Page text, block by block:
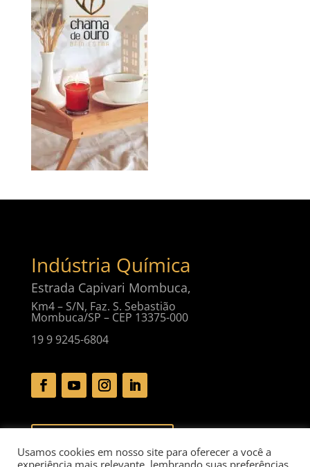
Indústria Química
Estrada Capivari Mombuca,
Km4 – S/N, Faz. S. Sebastião
Mombuca/SP – CEP 13375-000
19 9 9245-6804
Usamos cookies em nosso site para oferecer a você a
experiência mais relevante, lembrando suas preferências